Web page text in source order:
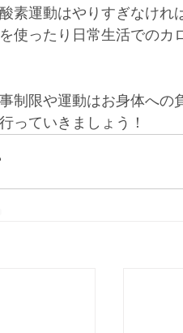
素運動はやりすぎなけれ
使ったり日常生活でのカ
制限や運動はお身体への
っていきましょう！